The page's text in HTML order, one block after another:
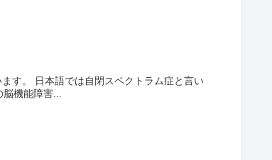
す。 日本語では自閉スペクトラム症と言い
機能障害...